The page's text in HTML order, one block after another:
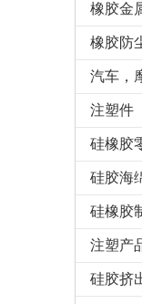
橡胶金
橡胶防
汽车，
注塑件
硅橡胶
硅胶海
硅橡胶
注塑产
硅胶挤